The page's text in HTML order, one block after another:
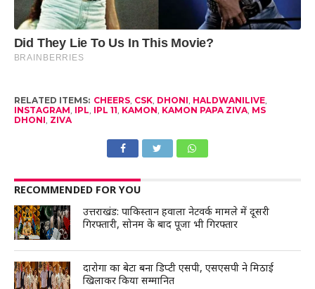
RELATED ITEMS: CHEERS, CSK, DHONI HALDWANILIVE,
INSTAGRAM IPL IPL 11 KAMON KAMON PAPA ZIVA, MS
DHONI ZIVA
RECOMMENDED FOR YOU
उत्तराखंड: पाकिस्तान हवाला नेटवर्क मामले में दूसरी
गिरफ्तारी, सोनम के बाद पूजा भी गिरफ्तार
दारोगा का बेटा बना डिप्टी एसपी, एसएसपी ने मिठाई
खिलाकर किया सम्मानित